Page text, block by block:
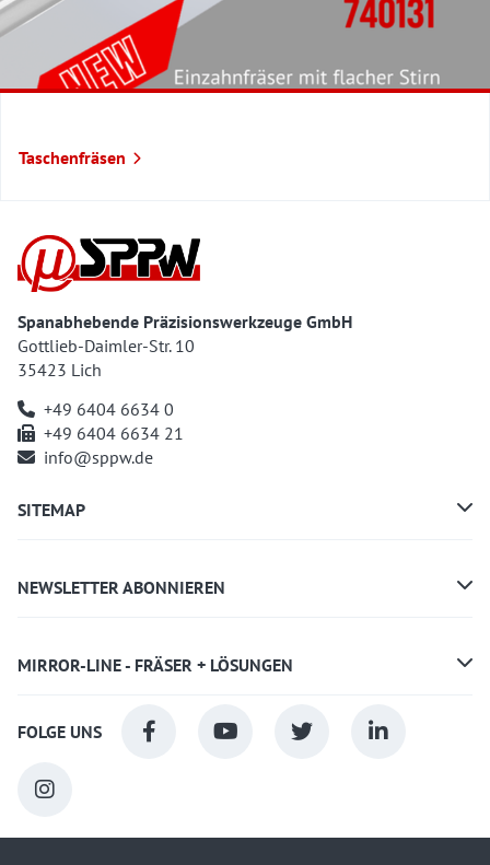
Taschenfräsen
Spanabhebende Präzisionswerkzeuge GmbH
Gottlieb-Daimler-Str. 10
35423 Lich
+49 6404 6634 0
+49 6404 6634 21
info@sppw.de
SITEMAP
NEWSLETTER ABONNIEREN
MIRROR-LINE - FRÄSER + LÖSUNGEN
FOLGE UNS